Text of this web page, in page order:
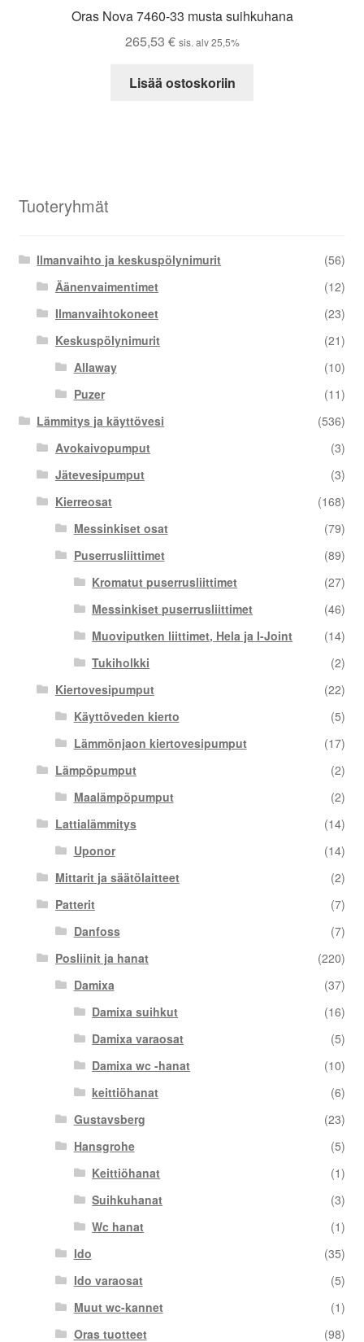
Oras Nova 7460-33 musta suihkuhana
265,53 € sis. alv 25,5%
Lisää ostoskoriin
Tuoteryhmät
Ilmanvaihto ja keskuspölynimurit
(56)
Äänenvaimentimet
(12)
Ilmanvaihtokoneet
(23)
Keskuspölynimurit
(21)
Allaway
(10)
Puzer
(11)
Lämmitys ja käyttövesi
(536)
Avokaivopumput
(3)
Jätevesipumput
(3)
Kierreosat
(168)
Messinkiset osat
(79)
Puserrusliittimet
(89)
Kromatut puserrusliittimet
(27)
Messinkiset puserrusliittimet
(46)
Muoviputken liittimet, Hela ja I-Joint
(14)
Tukiholkki
(2)
Kiertovesipumput
(22)
Käyttöveden kierto
(5)
Lämmönjaon kiertovesipumput
(17)
Lämpöpumput
(2)
Maalämpöpumput
(2)
Lattialämmitys
(14)
Uponor
(14)
Mittarit ja säätölaitteet
(2)
Patterit
(7)
Danfoss
(7)
Posliinit ja hanat
(220)
Damixa
(37)
Damixa suihkut
(16)
Damixa varaosat
(5)
Damixa wc -hanat
(10)
keittiöhanat
(6)
Gustavsberg
(23)
Hansgrohe
(5)
Keittiöhanat
(1)
Suihkuhanat
(3)
Wc hanat
(1)
Ido
(35)
Ido varaosat
(5)
Muut wc-kannet
(1)
Oras tuotteet
(98)